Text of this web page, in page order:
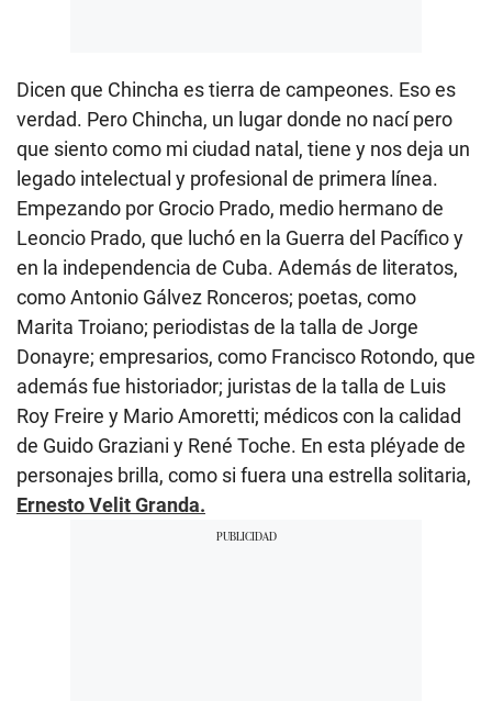
Dicen que Chincha es tierra de campeones. Eso es
verdad. Pero Chincha, un lugar donde no nací pero
que siento como mi ciudad natal, tiene y nos deja un
legado intelectual y profesional de primera línea.
Empezando por Grocio Prado, medio hermano de
Leoncio Prado, que luchó en la Guerra del Pacífico y
en la independencia de Cuba. Además de literatos,
como Antonio Gálvez Ronceros; poetas, como
Marita Troiano; periodistas de la talla de Jorge
Donayre; empresarios, como Francisco Rotondo, que
además fue historiador; juristas de la talla de Luis
Roy Freire y Mario Amoretti; médicos con la calidad
de Guido Graziani y René Toche. En esta pléyade de
personajes brilla, como si fuera una estrella solitaria,
Ernesto Velit Granda.